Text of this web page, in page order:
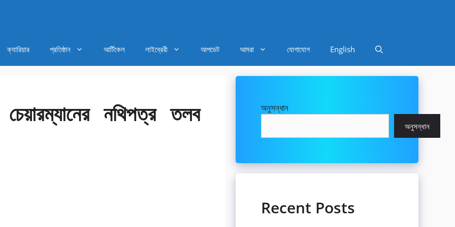
ক্যারিয়ার প্রতিষ্ঠান আর্টিকেল লাইব্রেরী আপডেট আমরা যোগাযোগ English
চেয়ারম্যানের নথিপত্র তলব
অনুসন্ধান
অনুসন্ধান
Recent Posts